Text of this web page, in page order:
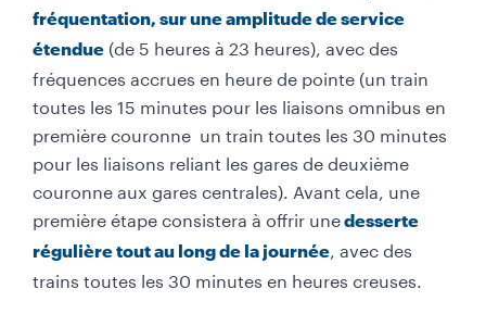
fréquentation, sur une amplitude de service
étendue (de 5 heures à 23 heures), avec des
fréquences accrues en heure de pointe (un train
toutes les 15 minutes pour les liaisons omnibus en
première couronne un train toutes les 30 minutes
pour les liaisons reliant les gares de deuxième
couronne aux gares centrales). Avant cela, une
première étape consistera à offrir unedesserte
régulière tout au long de la journée , avec des
trains toutes les 30 minutes en heures creuses.